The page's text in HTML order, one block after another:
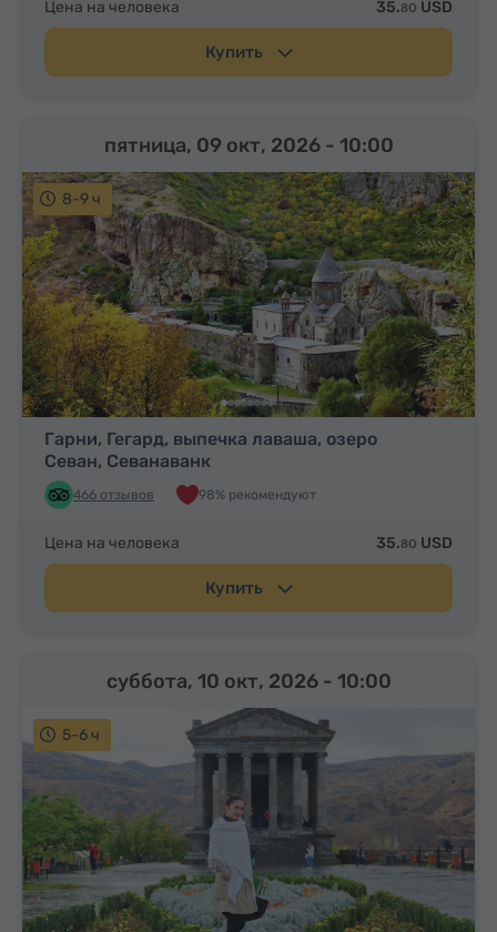
Цена на человека 35.80 USD
Купить
8-9 ч
Гарни, Гегард, выпечка лаваша, озеро
Севан, Севанаванк
466 отзывов 98% рекомендуют
пятница, 09 окт, 2026 - 10:00
Цена на человека 35.80 USD
Купить
5-6 ч
суббота, 10 окт, 2026 - 10:00